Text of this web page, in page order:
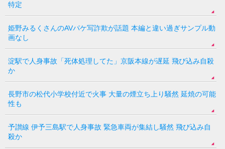
特定
姫野みるくさんのAVパケ写詐欺が話題 本編と違い過ぎサンプル動
画なし
淀駅で人身事故「死体処理してた」京阪本線が遅延 飛び込み自殺
か
長野市の松代小学校付近で火事 大量の煙立ち上り騒然 延焼の可能
性も
予讃線 伊予三島駅で人身事故 緊急車両が集結し騒然 飛び込み自
殺か